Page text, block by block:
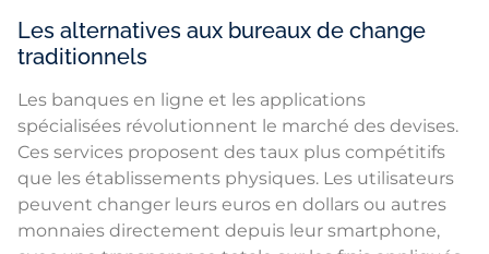
Les alternatives aux bureaux de change
traditionnels
Les banques en ligne et les applications
spécialisées révolutionnent le marché des devises.
Ces services proposent des taux plus compétitifs
que les établissements physiques. Les utilisateurs
peuvent changer leurs euros en dollars ou autres
monnaies directement depuis leur smartphone,